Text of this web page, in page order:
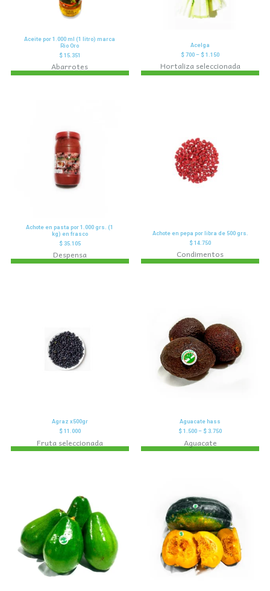
Aceite por 1.000 ml (1 litro) marca
Rio Oro
$15.351
Abarrotes
Acelga
$ 700 – $ 1.150
Hortaliza seleccionada
Achote en pasta por 1.000 grs. (1
kg) en frasco
$35.105
Despensa
Achote en pepa por libra de 500 grs.
$ 14.750
Condimentos
Agraz x500gr
$11.000
Fruta seleccionada
Aguacate hass
$ 1.500 – $ 3.750
Aguacate